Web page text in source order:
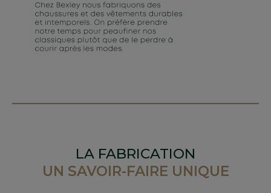
LA FABRICATION
UN SAVOIR-FAIRE UNIQUE